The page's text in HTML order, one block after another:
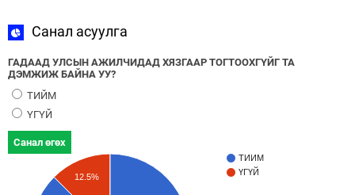
Санал асуулга
ГАДААД УЛСЫН АЖИЛЧИДАД ХЯЗГААР ТОГТООХГҮЙГ ТА
ДЭМЖИЖ БАЙНА УУ?
ТИЙМ
ҮГҮЙ
Санал өгөх
ТИЙМ
ҮГҮЙ
12.5%